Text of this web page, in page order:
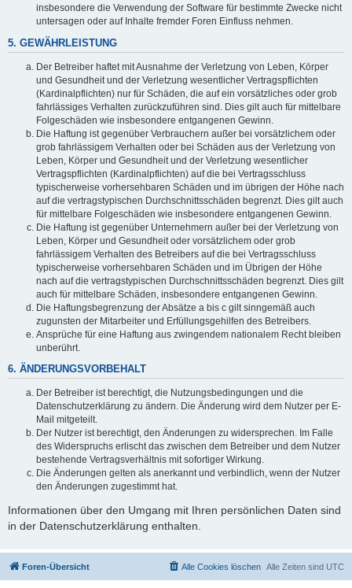
insbesondere die Verwendung der Software für bestimmte Zwecke nicht
untersagen oder auf Inhalte fremder Foren Einfluss nehmen.
5. GEWÄHRLEISTUNG
Der Betreiber haftet mit Ausnahme der Verletzung von Leben, Körper
und Gesundheit und der Verletzung wesentlicher Vertragspflichten
(Kardinalpflichten) nur für Schäden, die auf ein vorsätzliches oder grob
fahrlässiges Verhalten zurückzuführen sind. Dies gilt auch für mittelbare
Folgeschäden wie insbesondere entgangenen Gewinn.
Die Haftung ist gegenüber Verbrauchern außer bei vorsätzlichem oder
grob fahrlässigem Verhalten oder bei Schäden aus der Verletzung von
Leben, Körper und Gesundheit und der Verletzung wesentlicher
Vertragspflichten (Kardinalpflichten) auf die bei Vertragsschluss
typischerweise vorhersehbaren Schäden und im übrigen der Höhe nach
auf die vertragstypischen Durchschnittsschäden begrenzt. Dies gilt auch
für mittelbare Folgeschäden wie insbesondere entgangenen Gewinn.
Die Haftung ist gegenüber Unternehmern außer bei der Verletzung von
Leben, Körper und Gesundheit oder vorsätzlichem oder grob
fahrlässigem Verhalten des Betreibers auf die bei Vertragsschluss
typischerweise vorhersehbaren Schäden und im Übrigen der Höhe
nach auf die vertragstypischen Durchschnittsschäden begrenzt. Dies gilt
auch für mittelbare Schäden, insbesondere entgangenen Gewinn.
Die Haftungsbegrenzung der Absätze a bis c gilt sinngemäß auch
zugunsten der Mitarbeiter und Erfüllungsgehilfen des Betreibers.
Ansprüche für eine Haftung aus zwingendem nationalem Recht bleiben
unberührt.
6. ÄNDERUNGSVORBEHALT
Der Betreiber ist berechtigt, die Nutzungsbedingungen und die
Datenschutzerklärung zu ändern. Die Änderung wird dem Nutzer per E-
Mail mitgeteilt.
Der Nutzer ist berechtigt, den Änderungen zu widersprechen. Im Falle
des Widerspruchs erlischt das zwischen dem Betreiber und dem Nutzer
bestehende Vertragsverhältnis mit sofortiger Wirkung.
Die Änderungen gelten als anerkannt und verbindlich, wenn der Nutzer
den Änderungen zugestimmt hat.
Informationen über den Umgang mit Ihren persönlichen Daten sind
in der Datenschutzerklärung enthalten.
Foren-Übersicht Alle Zeiten sind UTC
Alle Cookies löschen